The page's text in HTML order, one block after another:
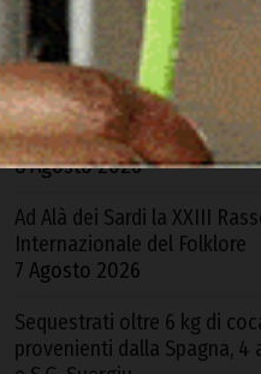
8 Agosto 2026
Olbia. Controlli di GdiF e
sequestrati sabbia e
certificazione
8 Agosto 2026
Ad Alà dei Sardi la XXIII
Internazionale del Folklore
7 Agosto 2026
Sequestrati oltre 6 kg di
provenienti dalla Spagna, 4